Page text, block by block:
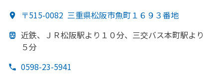
〒515-0082 三重県松阪市魚町１６９３番地
近鉄、 ＪＲ松阪駅より １０分、 三交バス本町駅より
５分
0598-23-5941